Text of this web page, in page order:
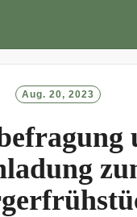
Aug. 20, 2023